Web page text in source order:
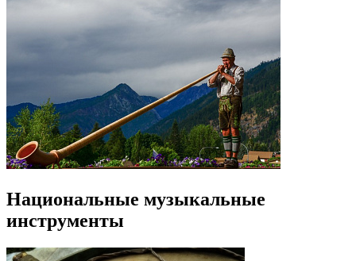
Национальные музыкальные
инструменты